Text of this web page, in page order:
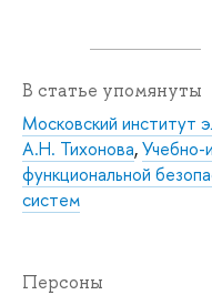
В статье упомянуты
Московский институт
А.Н. Тихонова,Учебно-
функциональной
систем
Персоны